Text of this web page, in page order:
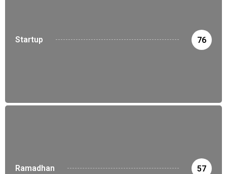
Startup 76
Ramadhan 57